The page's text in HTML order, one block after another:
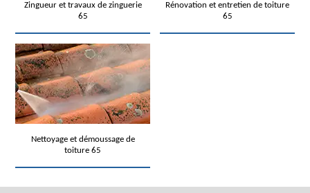
Zingueur et travaux de zinguerie
65
Rénovation et entretien de toiture
65
Nettoyage et démoussage de
toiture 65